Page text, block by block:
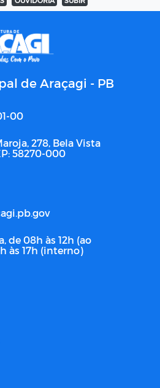
de Araçagi - PB
00
278, Bela Vista
58270-000
de 08h às 12h (ao
às 17h (interno)